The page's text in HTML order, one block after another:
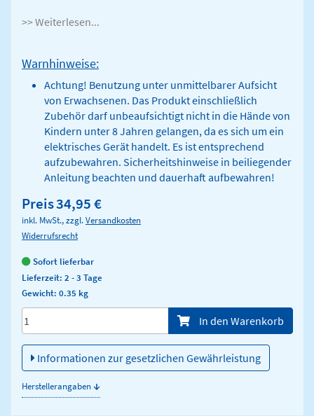
>> Weiterlesen...
Warnhinweise:
Achtung! Benutzung unter unmittelbarer Aufsicht
von Erwachsenen. Das Produkt einschließlich
Zubehör darf unbeaufsichtigt nicht in die Hände von
Kindern unter 8 Jahren gelangen, da es sich um ein
elektrisches Gerät handelt. Es ist entsprechend
aufzubewahren. Sicherheitshinweise in beiliegender
Anleitung beachten und dauerhaft aufbewahren!
Preis34,95 €
inkl. MwSt., zzgl.Versandkosten
Widerrufsrecht
Sofort lieferbar
Lieferzeit: 2 - 3 Tage
Gewicht: 0.35 kg
Menge/Pieces In den Warenkorb
Informationen zur gesetzlichen Gewährleistung
Herstellerangaben↓